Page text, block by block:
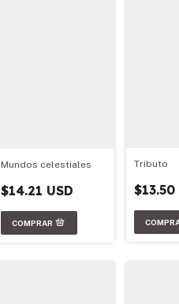
Mundos celestiales
$14.21 USD
Tributo
$13.50